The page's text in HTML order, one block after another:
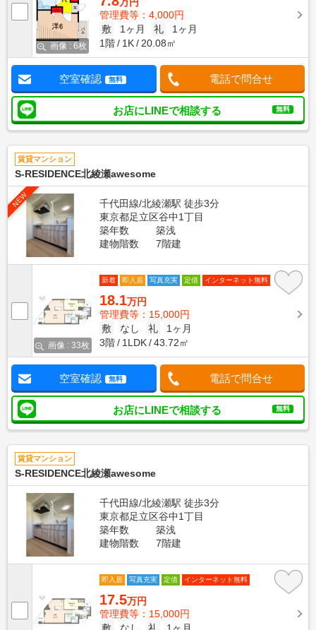
画像 : 6枚
管理費等：4,000円
敷
1ヶ月 礼
1ヶ月
1階
1K 20.08㎡
空室確認 無料 電話で問合せ
お店にLINEで相談する 無料
賃貸マンション
S-RESIDENCE北綾瀬awesome
NEW
千代田線/北綾瀬駅 徒歩3分
東京都足立区谷中1丁目
築年数
築浅
建物階数
7階建
画像 : 33枚
新着 即入居 写真充実 定借 インターネット無料
18.1万円
管理費等：15,000円
敷
なし 礼
1ヶ月
3階
1LDK 43.72㎡
空室確認 無料 電話で問合せ
お店にLINEで相談する 無料
賃貸マンション
S-RESIDENCE北綾瀬awesome
千代田線/北綾瀬駅 徒歩3分
東京都足立区谷中1丁目
築年数
築浅
建物階数
7階建
即入居 写真充実 定借 インターネット無料
17.5万円
管理費等：15,000円